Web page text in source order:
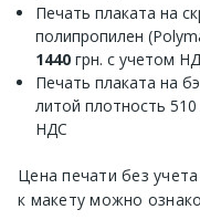
Печать плаката на
полипропилен
1440 грн. с учетом
Печать плаката на
литой плотность
НДС
Цена печати без
к макету можно